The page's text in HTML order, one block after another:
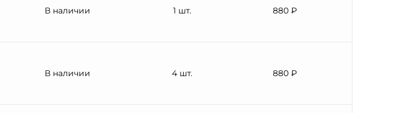
В наличии 1 шт. 880 ₽
В наличии 4 шт. 880 ₽